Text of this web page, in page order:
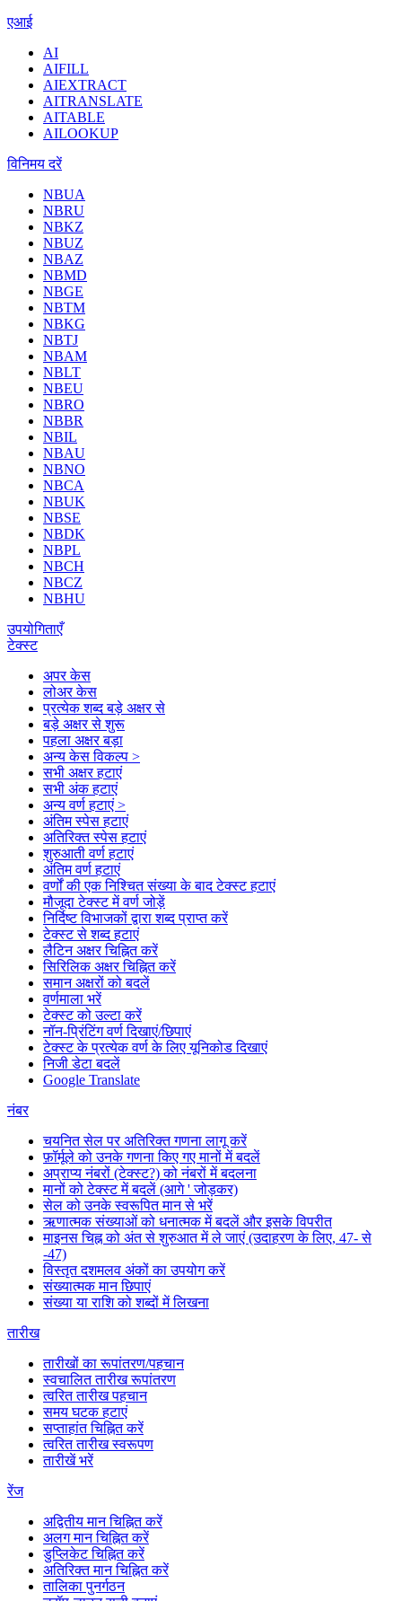
एआई
AI
AIFILL
AIEXTRACT
AITRANSLATE
AITABLE
AILOOKUP
विनिमय दरें
NBUA
NBRU
NBKZ
NBUZ
NBAZ
NBMD
NBGE
NBTM
NBKG
NBTJ
NBAM
NBLT
NBEU
NBRO
NBBR
NBIL
NBAU
NBNO
NBCA
NBUK
NBSE
NBDK
NBPL
NBCH
NBCZ
NBHU
उपयोगिताएँ
टेक्स्ट
अपर केस
लोअर केस
प्रत्येक शब्द बड़े अक्षर से
बड़े अक्षर से शुरू
पहला अक्षर बड़ा
अन्य केस विकल्प >
सभी अक्षर हटाएं
सभी अंक हटाएं
अन्य वर्ण हटाएं >
अंतिम स्पेस हटाएं
अतिरिक्त स्पेस हटाएं
शुरुआती वर्ण हटाएं
अंतिम वर्ण हटाएं
वर्णों की एक निश्चित संख्या के बाद टेक्स्ट हटाएं
मौजूदा टेक्स्ट में वर्ण जोड़ें
निर्दिष्ट विभाजकों द्वारा शब्द प्राप्त करें
टेक्स्ट से शब्द हटाएं
लैटिन अक्षर चिह्नित करें
सिरिलिक अक्षर चिह्नित करें
समान अक्षरों को बदलें
वर्णमाला भरें
टेक्स्ट को उल्टा करें
नॉन-प्रिंटिंग वर्ण दिखाएं/छिपाएं
टेक्स्ट के प्रत्येक वर्ण के लिए यूनिकोड दिखाएं
निजी डेटा बदलें
Google Translate
नंबर
चयनित सेल पर अतिरिक्त गणना लागू करें
फ़ॉर्मूले को उनके गणना किए गए मानों में बदलें
अप्राप्य नंबरों (टेक्स्ट?) को नंबरों में बदलना
मानों को टेक्स्ट में बदलें (आगे ' जोड़कर)
सेल को उनके स्वरूपित मान से भरें
ऋणात्मक संख्याओं को धनात्मक में बदलें और इसके विपरीत
माइनस चिह्न को अंत से शुरुआत में ले जाएं (उदाहरण के लिए, 47- से
-47)
विस्तृत दशमलव अंकों का उपयोग करें
संख्यात्मक मान छिपाएं
संख्या या राशि को शब्दों में लिखना
तारीख
तारीखों का रूपांतरण/पहचान
स्वचालित तारीख रूपांतरण
त्वरित तारीख पहचान
समय घटक हटाएं
सप्ताहांत चिह्नित करें
त्वरित तारीख स्वरूपण
तारीखें भरें
रेंज
अद्वितीय मान चिह्नित करें
अलग मान चिह्नित करें
डुप्लिकेट चिह्नित करें
अतिरिक्त मान चिह्नित करें
तालिका पुनर्गठन